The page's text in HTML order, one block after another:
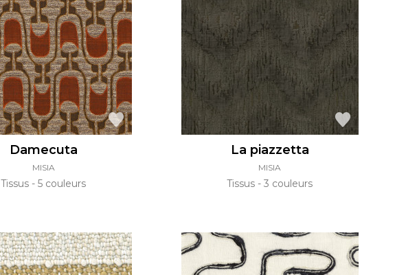
Damecuta
MISIA
Tissus 5 couleurs
La piazzetta
MISIA
Tissus 3 couleurs